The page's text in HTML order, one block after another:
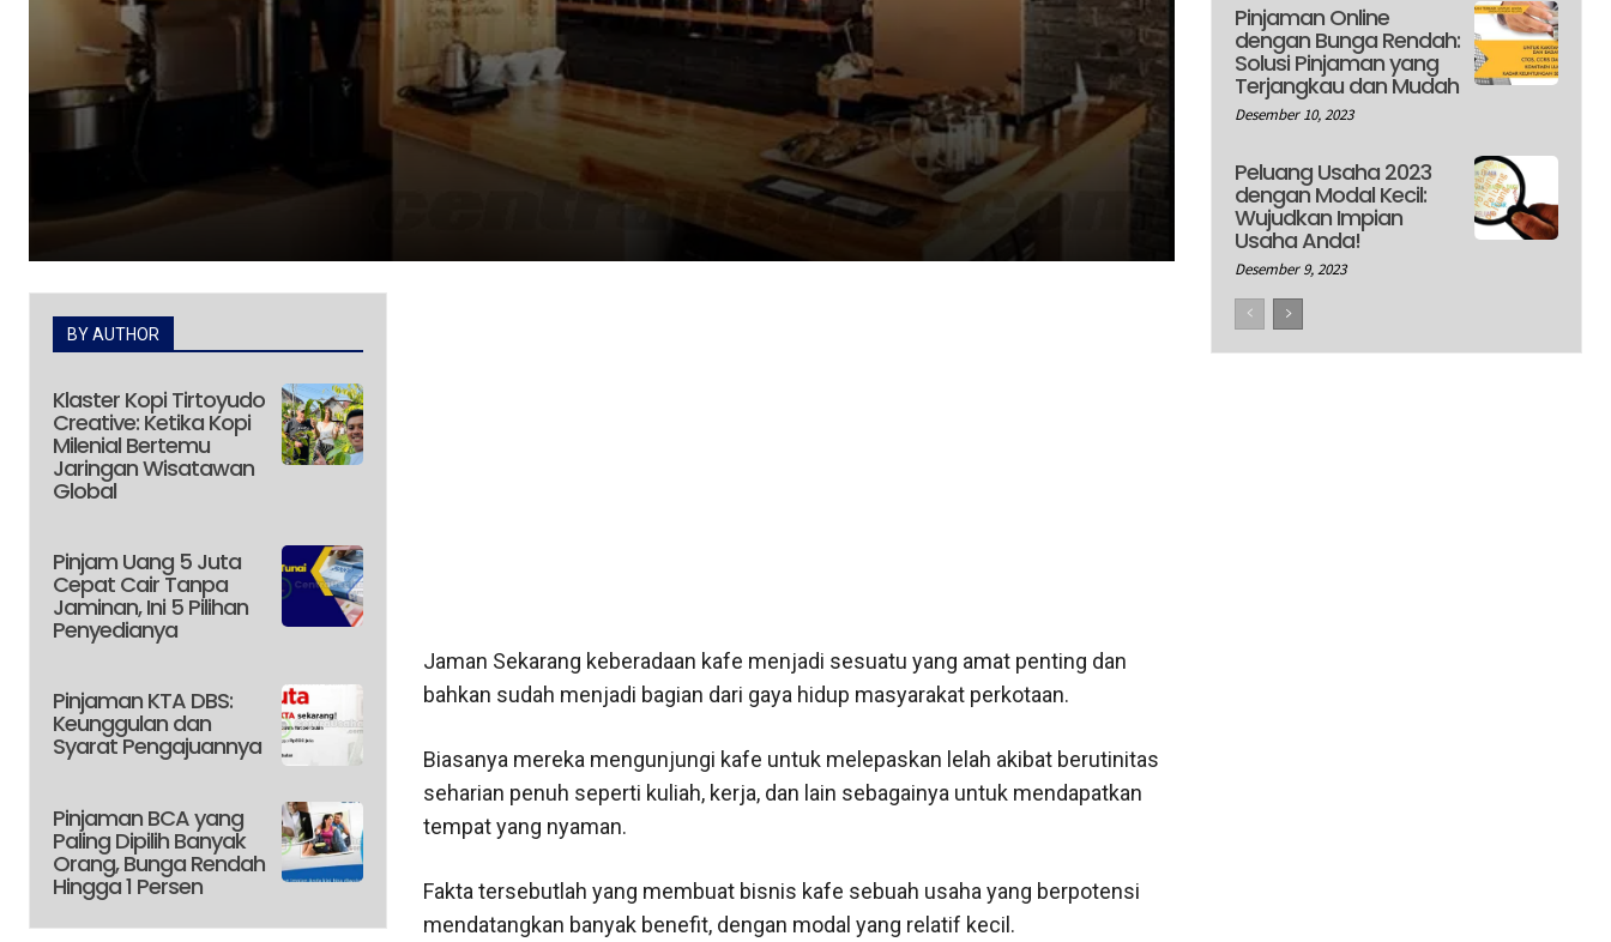
BY AUTHOR
Klaster Kopi Tirtoyudo
Creative: Ketika Kopi
Milenial Bertemu
Jaringan Wisatawan
Global
Pinjam Uang 5 Juta
Cepat Cair Tanpa
Jaminan, Ini 5 Pilihan
Penyedianya
Pinjaman KTA DBS:
Keunggulan dan
Syarat Pengajuannya
Pinjaman BCA yang
Paling Dipilih Banyak
Orang, Bunga Rendah
Hingga 1 Persen
Jaman Sekarang keberadaan kafe menjadi sesuatu yang amat penting dan
bahkan sudah menjadi bagian dari gaya hidup masyarakat perkotaan.
Biasanya mereka mengunjungi kafe untuk melepaskan lelah akibat berutinitas
seharian penuh seperti kuliah, kerja, dan lain sebagainya untuk mendapatkan
tempat yang nyaman.
Fakta tersebutlah yang membuat bisnis kafe sebuah usaha yang berpotensi
mendatangkan banyak benefit, dengan modal yang relatif kecil.
Pinjaman Online
dengan Bunga Rendah:
Solusi Pinjaman yang
Terjangkau dan Mudah
Desember 10, 2023
Peluang Usaha 2023
dengan Modal Kecil:
Wujudkan Impian
Usaha Anda!
Desember 9, 2023